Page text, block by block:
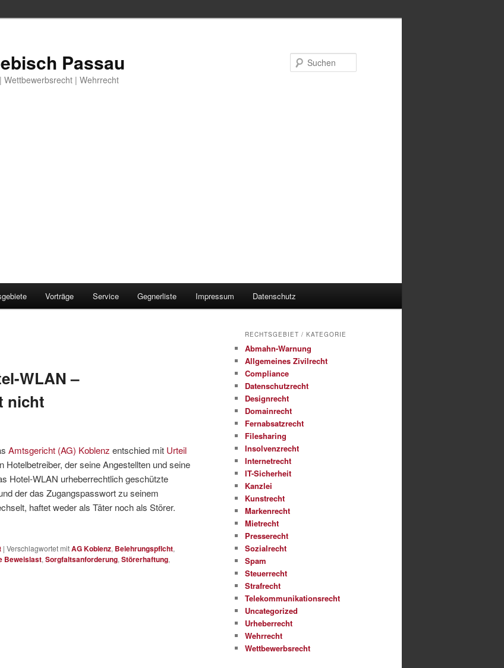
Passau
| Wehrrecht
Vorträge Service Gegnerliste Impressum Datenschutz
WLAN –
nicht
Amtsgericht (AG) Koblenz entschied mit Urteil
Hotelbetreiber, der seine Angestellten und seine
Hotel-WLAN urheberrechtlich geschützte
der das Zugangspasswort zu seinem
haftet weder als Täter noch als Störer.
| Verschlagwortet mitAG Koblenz, Belehrungspflcht,
Beweislast, Sorgfaltsanforderung, Störerhaftung,
RECHTSGEBIET / KATEGORIE
Abmahn-Warnung
Allgemeines Zivilrecht
Compliance
Datenschutzrecht
Designrecht
Domainrecht
Fernabsatzrecht
Filesharing
Insolvenzrecht
Internetrecht
IT-Sicherheit
Kanzlei
Kunstrecht
Markenrecht
Mietrecht
Presserecht
Sozialrecht
Spam
Steuerrecht
Strafrecht
Telekommunikationsrecht
Uncategorized
Urheberrecht
Wehrrecht
Wettbewerbsrecht